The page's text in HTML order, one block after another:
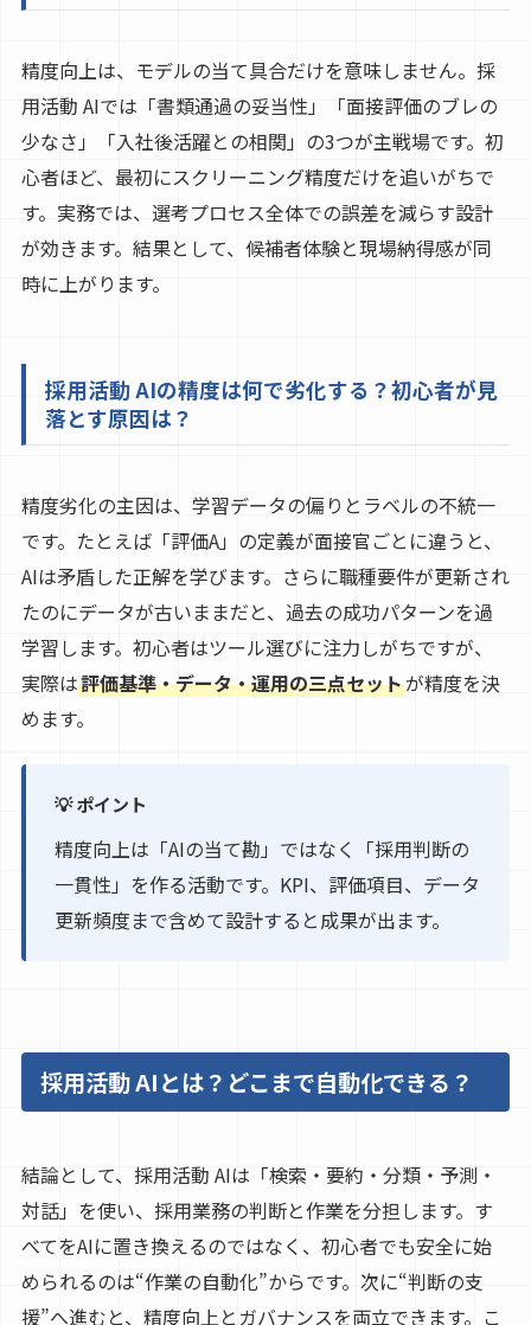
精度向上は、モデルの当て具合だけを意味しません。採
用活動 AIでは「書類通過の妥当性」「面接評価のブレの
少なさ」「入社後活躍との相関」の3つが主戦場です。初
心者ほど、最初にスクリーニング精度だけを追いがちで
す。実務では、選考プロセス全体での誤差を減らす設計
が効きます。結果として、候補者体験と現場納得感が同
時に上がります。
採用活動 AIの精度は何で劣化する？初心者が見
落とす原因は？
精度劣化の主因は、学習データの偏りとラベルの不統一
です。たとえば「評価A」の定義が面接官ごとに違うと、
AIは矛盾した正解を学びます。さらに職種要件が更新され
たのにデータが古いままだと、過去の成功パターンを過
学習します。初心者はツール選びに注力しがちですが、
実際は評価基準・データ・運用の三点セットが精度を決
めます。
💡 ポイント
精度向上は「AIの当て勘」ではなく「採用判断の
一貫性」を作る活動です。KPI、評価項目、データ
更新頻度まで含めて設計すると成果が出ます。
採用活動 AIとは？どこまで自動化できる？
結論として、採用活動 AIは「検索・要約・分類・予測・
対話」を使い、採用業務の判断と作業を分担します。す
べてをAIに置き換えるのではなく、初心者でも安全に始
められるのは“作業の自動化”からです。次に“判断の支
援”へ進むと、精度向上とガバナンスを両立できます。こ